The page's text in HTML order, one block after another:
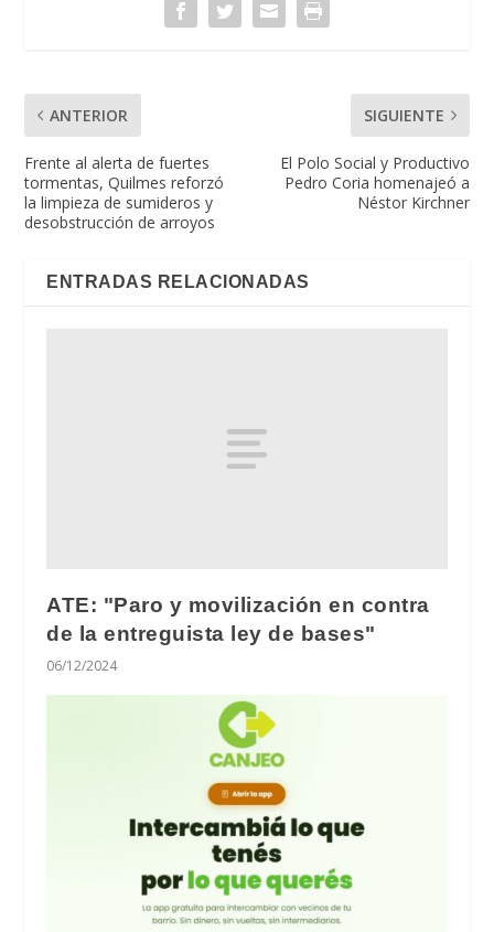
ANTERIOR
Frente al alerta de fuertes
tormentas, Quilmes reforzó
la limpieza de sumideros y
desobstrucción de arroyos
SIGUIENTE
El Polo Social y Productivo
Pedro Coria homenajeó a
Néstor Kirchner
ENTRADAS RELACIONADAS
ATE: "Paro y movilización en contra
de la entreguista ley de bases"
06/12/2024